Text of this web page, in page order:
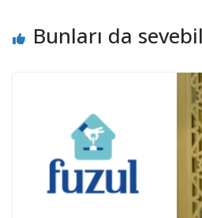
Bunları da